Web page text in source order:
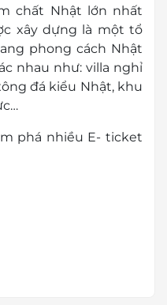
chất Nhật lớn nhất
xây dựng là một tổ
phong cách Nhật
nhau như: villa nghỉ
đá kiểu Nhật, khu
phá nhiều E- ticket